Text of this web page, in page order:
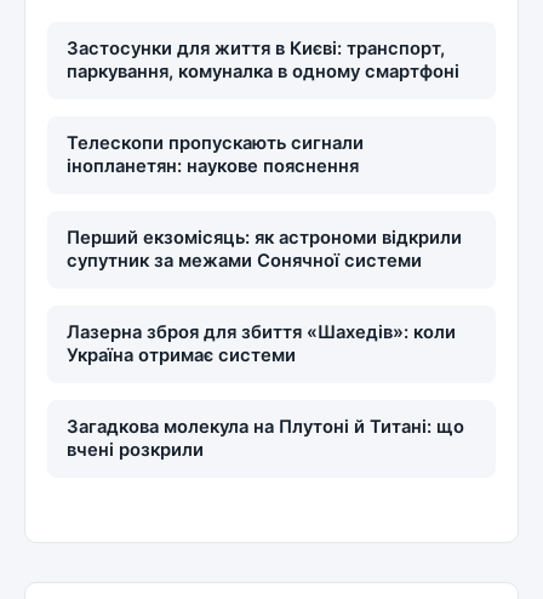
Застосунки для життя в Києві: транспорт,
паркування, комуналка в одному смартфоні
Телескопи пропускають сигнали
інопланетян: наукове пояснення
Перший екзомісяць: як астрономи відкрили
супутник за межами Сонячної системи
Лазерна зброя для збиття «Шахедів»: коли
Україна отримає системи
Загадкова молекула на Плутоні й Титані: що
вчені розкрили